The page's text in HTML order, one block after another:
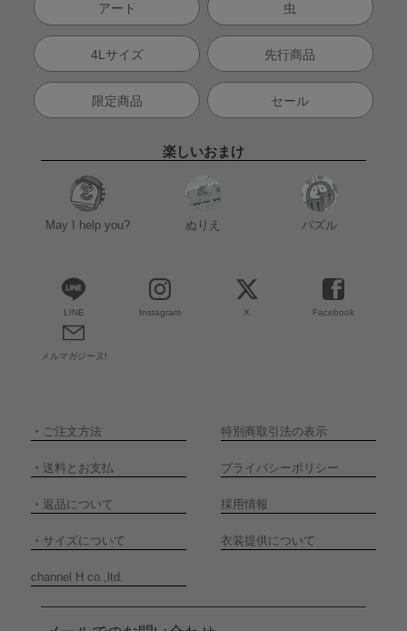
アート 虫
4Lサイズ 先行商品
限定商品 セール
楽しいおまけ
May I help you? ぬりえ パズル
LINE Instagram X Facebook
メルマガジーヌ!
・ ご注文方法 特別商取引法の表示
・ 送料とお支払 プライバシーポリシー
・ 返品について 採用情報
・ サイズについて 衣装提供について
channel H co.,ltd.